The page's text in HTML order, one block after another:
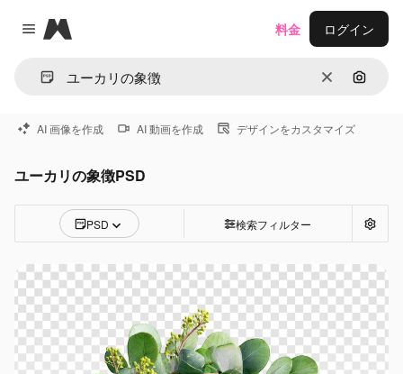
Close menu
Magnific
消去 画像で
料金 ログイン
AI 画像を作成 AI 動画を作成 デザインをカスタマイズ
ユーカリの象徴PSD
PSD 検索フィルター